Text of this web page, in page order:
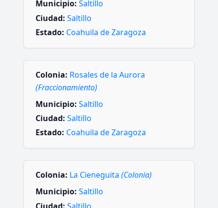
Municipio: Saltillo
Ciudad: Saltillo
Estado: Coahuila de Zaragoza
Colonia: Rosales de la Aurora
(Fraccionamiento)
Municipio: Saltillo
Ciudad: Saltillo
Estado: Coahuila de Zaragoza
Colonia: La Cieneguita (Colonia)
Municipio: Saltillo